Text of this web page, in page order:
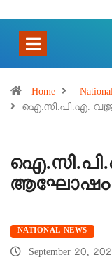
Home
ഐ.സി.പി.എ.
ആഘോഷം
NATIONAL NEWS
September 20,